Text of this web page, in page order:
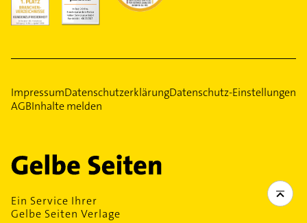
ImpressumDatenschutzerklärungDatenschutz-Einstellungen
AGBInhalte melden
Ein Service Ihrer
Gelbe Seiten Verlage